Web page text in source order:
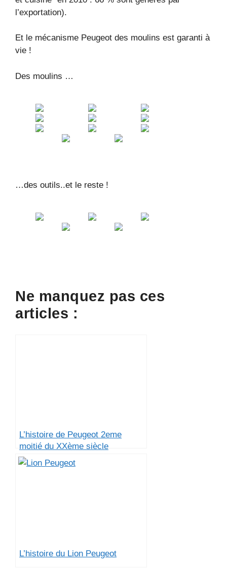
l’exportation).
Et le mécanisme Peugeot des moulins est garanti à
vie !
Des moulins …
…des outils..et le reste !
Ne manquez pas ces
articles :
L’histoire de Peugeot 2eme
moitié du XXème siècle
L’histoire du Lion Peugeot